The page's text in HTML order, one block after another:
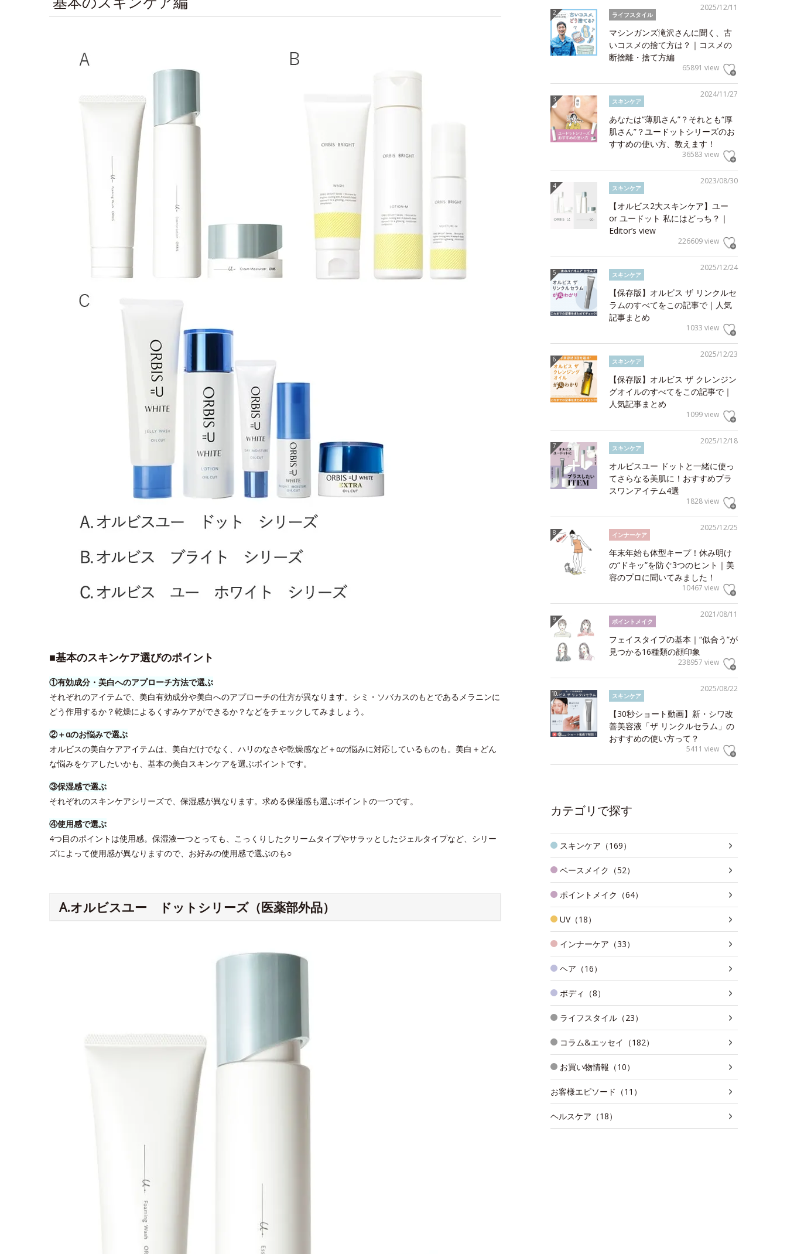
■基本のスキンケア選びのポイント
①有効成分・美白へのアプローチ方法で選ぶ
それぞれのアイテムで、美白有効成分や美白へのアプローチの仕方が異なります。シミ・ソバカスのもとであるメラニンに
どう作用するか？乾燥によるくすみケアができるか？などをチェックしてみましょう。
②＋αのお悩みで選ぶ
オルビスの美白ケアアイテムは、美白だけでなく、ハリのなさや乾燥感など＋αの悩みに対応しているものも。美白＋どん
な悩みをケアしたいかも、基本の美白スキンケアを選ぶポイントです。
③保湿感で選ぶ
それぞれのスキンケアシリーズで、保湿感が異なります。求める保湿感も選ぶポイントの一つです。
④使用感で選ぶ
4つ目のポイントは使用感。保湿液一つとっても、こっくりしたクリームタイプやサラッとしたジェルタイプなど、シリー
ズによって使用感が異なりますので、お好みの使用感で選ぶのも○
A.オルビスユー ドットシリーズ（医薬部外品）
2025/12/11
ライフスタイル
マシンガンズ滝沢さんに聞く、古
いコスメの捨て方は？｜コスメの
断捨離・捨て方編
65891 view
2024/11/27
スキンケア
あなたは“薄肌さん”？それとも“厚
肌さん”？ユードットシリーズのお
すすめの使い方、教えます！
36583 view
2023/08/30
スキンケア
【オルビス2大スキンケア】ユー
or ユードット 私にはどっち？｜
Editor’s view
226609 view
2025/12/24
スキンケア
【保存版】オルビス ザ リンクルセ
ラムのすべてをこの記事で｜人気
記事まとめ
1033 view
2025/12/23
スキンケア
【保存版】オルビス ザ クレンジン
グオイルのすべてをこの記事で｜
人気記事まとめ
1099 view
2025/12/18
スキンケア
オルビスユー ドットと一緒に使っ
てさらなる美肌に！おすすめプラ
スワンアイテム4選
1828 view
2025/12/25
インナーケア
年末年始も体型キープ！休み明け
の“ドキッ”を防ぐ3つのヒント｜美
容のプロに聞いてみました！
10467 view
2021/08/11
ポイントメイク
フェイスタイプの基本｜“似合う”が
見つかる16種類の顔印象
238957 view
2025/08/22
スキンケア
【30秒ショート動画】新・シワ改
善美容液「ザ リンクルセラム」の
おすすめの使い方って？
5411 view
カテゴリで探す
スキンケア（169）
ベースメイク（52）
ポイントメイク（64）
UV（18）
インナーケア（33）
ヘア（16）
ボディ（8）
ライフスタイル（23）
コラム&エッセイ（182）
お買い物情報（10）
お客様エピソード（11）
ヘルスケア（18）